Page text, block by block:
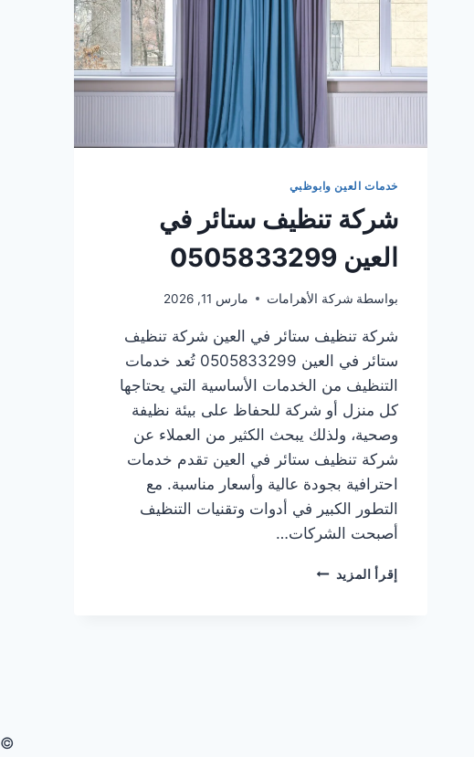
خدمات العين وابوظبي
شركة تنظيف ستائر في
العين 0505833299
بواسطة شركة الأهرامات مارس 11, 2026
شركة تنظيف ستائر في العين شركة تنظيف
ستائر في العين 0505833299 تُعد خدمات
التنظيف من الخدمات الأساسية التي يحتاجها
كل منزل أو شركة للحفاظ على بيئة نظيفة
وصحية، ولذلك يبحث الكثير من العملاء عن
شركة تنظيف ستائر في العين تقدم خدمات
احترافية بجودة عالية وأسعار مناسبة. مع
التطور الكبير في أدوات وتقنيات التنظيف
أصبحت الشركات…
إقرأ المزيد شركة
© 2026 شركة الأهرامات By Design Tefagoo